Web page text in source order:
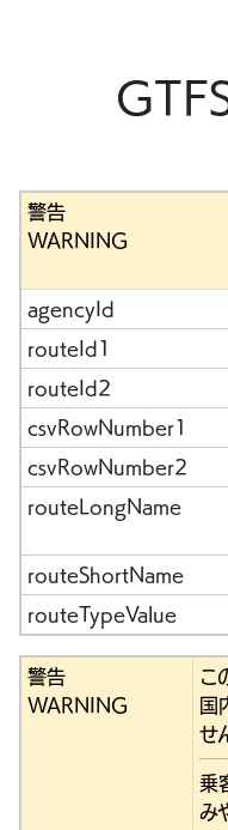
警告
WARNING
agencyId
routeId1
routeId2
csvRowNumber1
csvRowNumber2
routeLongName
routeShortName
routeTypeValue
警告
WARNING
こ
国
せ
乗
み